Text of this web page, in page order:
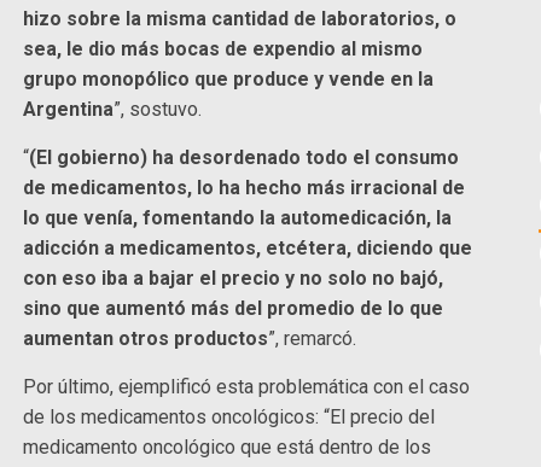
hizo sobre la misma cantidad de laboratorios, o
sea, le dio más bocas de expendio al mismo
grupo monopólico que produce y vende en la
Argentina”, sostuvo.
“(El gobierno) ha desordenado todo el consumo
de medicamentos, lo ha hecho más irracional de
lo que venía, fomentando la automedicación, la
adicción a medicamentos, etcétera, diciendo que
con eso iba a bajar el precio y no solo no bajó,
sino que aumentó más del promedio de lo que
aumentan otros productos”, remarcó.
Por último, ejemplificó esta problemática con el caso
de los medicamentos oncológicos: “El precio del
medicamento oncológico que está dentro de los